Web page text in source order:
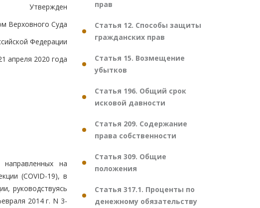
Утвержден
Верховного Суда
Федерации
апреля 2020 года
на
(COVID-19), в
руководствуясь
2014 г. N 3-
прав
Статья 12. Способы защиты
гражданских прав
Статья 15. Возмещение
убытков
Статья 196. Общий срок
исковой давности
Статья 209. Содержание
права собственности
Статья 309. Общие
положения
Статья 317.1. Проценты по
денежному обязательству